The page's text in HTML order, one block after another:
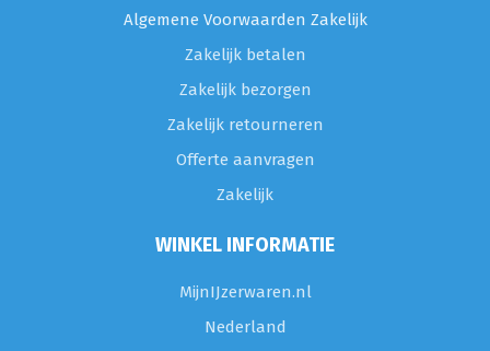
Algemene Voorwaarden Zakelijk
Zakelijk betalen
Zakelijk bezorgen
Zakelijk retourneren
Offerte aanvragen
Zakelijk
WINKEL INFORMATIE
MijnIJzerwaren.nl
Nederland